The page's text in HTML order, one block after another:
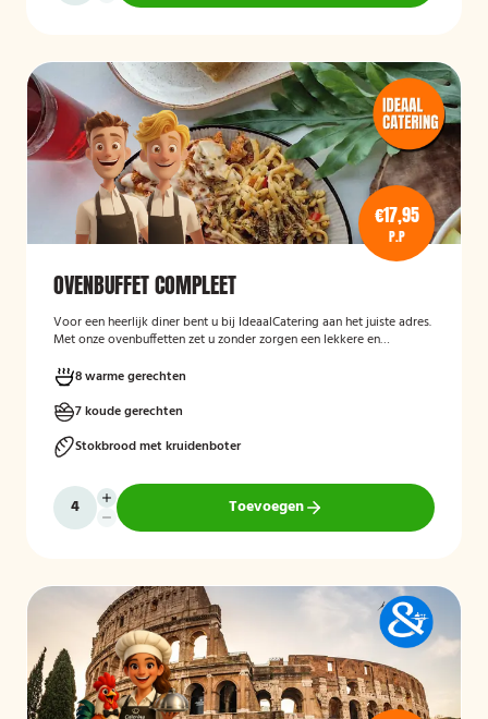
€17,95
P.P
OVENBUFFET COMPLEET
Voor een heerlijk diner bent u bij IdeaalCatering aan het juiste adres.
Met onze ovenbuffetten zet u zonder zorgen een lekkere en
personen is een ovenbuffet Ideaal!
8 warme gerechten
7 koude gerechten
Stokbrood met kruidenboter
Toevoegen